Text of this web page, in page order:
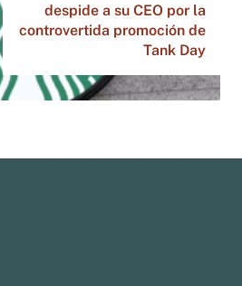
despide a su CEO por la
controvertida promoción de
Tank Day